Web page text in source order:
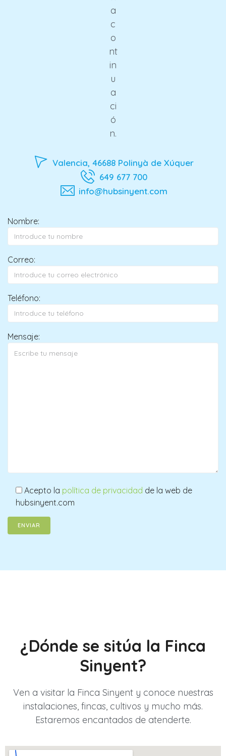
a
c
o
nt
in
u
a
ci
ó
n.
Valencia, 46688 Polinyà de Xúquer
649 677 700
info@hubsinyent.com
Nombre:
Correo:
Teléfono:
Mensaje:
Acepto la política de privacidad de la web de
hubsinyent.com
¿Dónde se sitúa la Finca
Sinyent?
Ven a visitar la Finca Sinyent y conoce nuestras
instalaciones, fincas, cultivos y mucho más.
Estaremos encantados de atenderte.